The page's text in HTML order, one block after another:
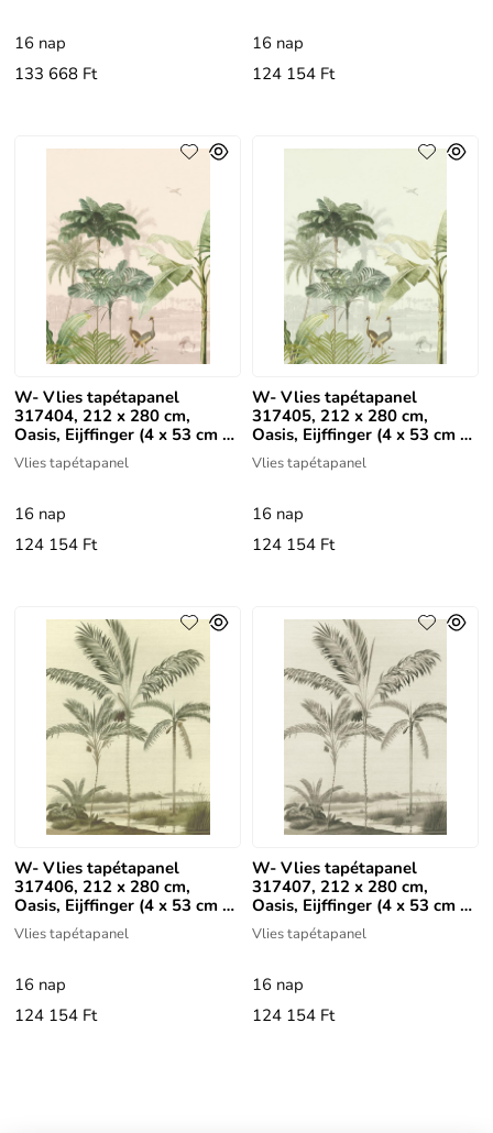
16 nap
133 668 Ft
16 nap
124 154 Ft
W- Vlies tapétapanel
317404, 212 x 280 cm,
Oasis, Eijffinger (4 x 53 cm x
280 cm)
Vlies tapétapanel
16 nap
124 154 Ft
W- Vlies tapétapanel
317405, 212 x 280 cm,
Oasis, Eijffinger (4 x 53 cm x
280 cm)
Vlies tapétapanel
16 nap
124 154 Ft
W- Vlies tapétapanel
317406, 212 x 280 cm,
Oasis, Eijffinger (4 x 53 cm x
280 cm)
Vlies tapétapanel
16 nap
124 154 Ft
W- Vlies tapétapanel
317407, 212 x 280 cm,
Oasis, Eijffinger (4 x 53 cm x
280 cm)
Vlies tapétapanel
16 nap
124 154 Ft